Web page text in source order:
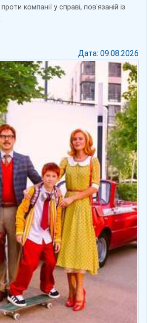
компанії у справі, пов'язаній із
Дата: 09.08.2026